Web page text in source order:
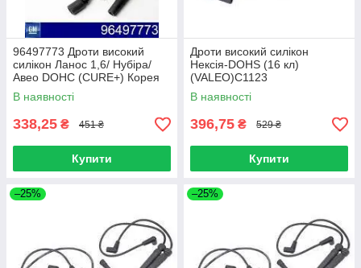
96497773 Дроти високий
силікон Ланос 1,6/ Нубіра/
Авео DOHC (CURE+) Корея
C05-0026
В наявності
338,25 ₴ 451 ₴
Купити
Дроти високий силікон
Нексія-DOHS (16 кл)
(VALEO)C1123
В наявності
396,75 ₴ 529 ₴
Купити
–25% –25%